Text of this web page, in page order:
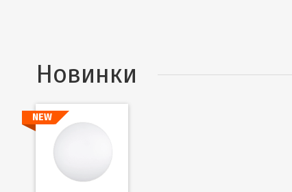
Новинки
NEW